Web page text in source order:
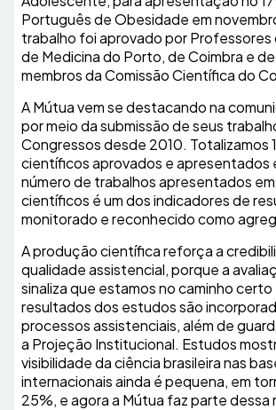
Português de Obesidade em
trabalho foi aprovado por Professores
de Medicina do Porto, de Coimbra e
membros da Comissão Científica do
A Mútua vem se destacando na
por meio da submissão de seus
Congressos desde 2010. Totalizamos
científicos aprovados e apresentados
número de trabalhos apresentados
científicos é um dos indicadores de
monitorado e reconhecido como
A produção científica reforça a
qualidade assistencial, porque a
sinaliza que estamos no caminho
resultados dos estudos são
processos assistenciais, além de
a Projeção Institucional. Estudos
visibilidade da ciência brasileira nas
internacionais ainda é pequena, em
25%, e agora a Mútua faz parte dessa